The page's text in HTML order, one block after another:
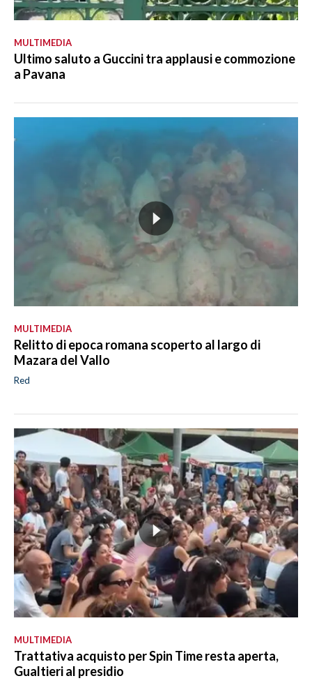
MULTIMEDIA
Ultimo saluto a Guccini tra applausi e commozione
a Pavana
MULTIMEDIA
Relitto di epoca romana scoperto al largo di
Mazara del Vallo
Red
MULTIMEDIA
Trattativa acquisto per Spin Time resta aperta,
Gualtieri al presidio